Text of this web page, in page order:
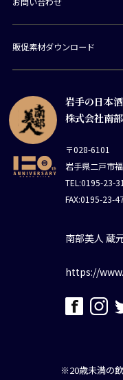
岩手の日本
株式会社南
〒028-6101
岩手県二戸市
TEL:0195-23-
FAX:0195-23-
南部美人 蔵
https://
販促素材ダウンロード
※20歳未満の